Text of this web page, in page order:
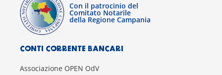
Con il patrocinio del
Comitato Notarile
della Regione Campania
CONTI CORRENTE BANCARI
Associazione OPEN OdV